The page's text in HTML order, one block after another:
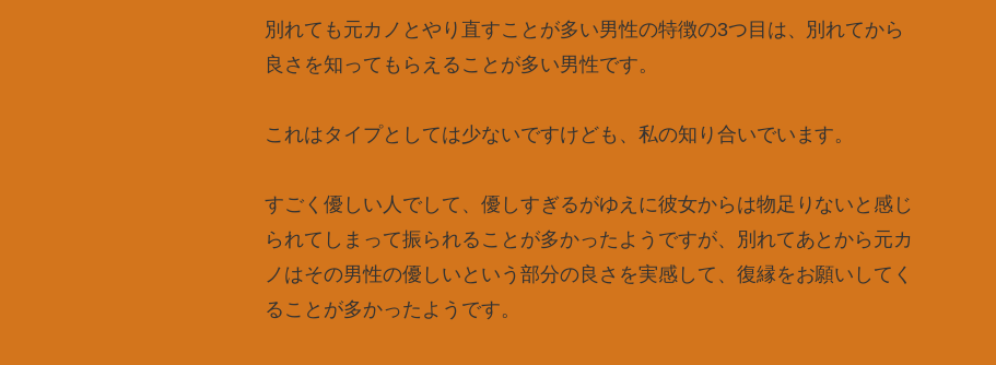
別れても元カノとやり直すことが多い男性の特徴の3つ目は、別れてから
良さを知ってもらえることが多い男性です。
これはタイプとしては少ないですけども、私の知り合いでいます。
すごく優しい人でして、優しすぎるがゆえに彼女からは物足りないと感じ
られてしまって振られることが多かったようですが、別れてあとから元カ
ノはその男性の優しいという部分の良さを実感して、復縁をお願いしてく
ることが多かったようです。